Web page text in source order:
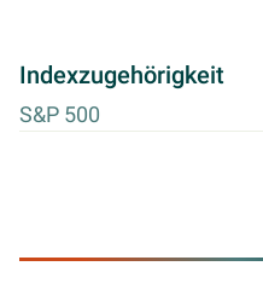
Indexzugehörigkeit
S&P 500